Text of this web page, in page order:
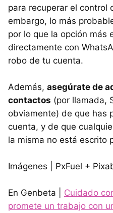
para recuperar el control
embargo, lo más
por lo que la opción más
directamente con
robo de tu cuenta.
Además, asegúrate de
contactos (por llamada,
obviamente) de que has
cuenta, y de que
la misma no está escrito
Imágenes | PxFuel +
En Genbeta | Cuidado
promete un trabajo con